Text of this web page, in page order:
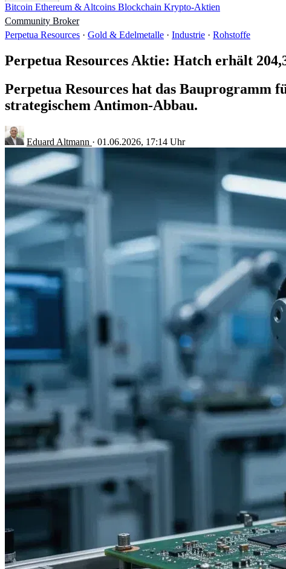
Bitcoin Ethereum & Altcoins Blockchain Krypto-Aktien
Community Broker
Perpetua Resources · Gold & Edelmetalle · Industrie · Rohstoffe
Perpetua Resources Aktie: Hatch erhält
Perpetua Resources hat das
strategischem Antimon-Abbau.
Eduard Altmann · 01.06.2026, 17:14 Uhr